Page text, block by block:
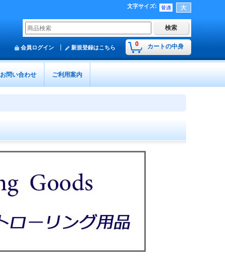
文字サイズ:
0 カートの中身
会員ログイン 新規登録はこちら
お問い合わせ ご利用案内